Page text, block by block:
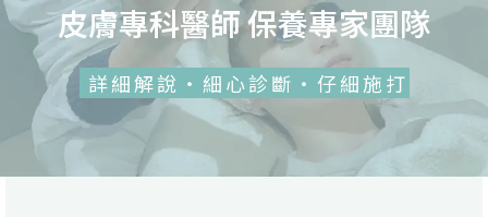
皮膚專科醫師 保養專家團隊
詳細解說・細心診斷・仔細施打